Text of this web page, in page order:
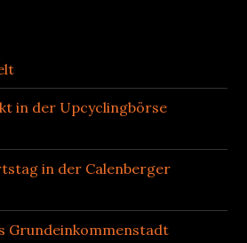
in der Upcyclingbörse
in der Calenberger
Grundeinkommenstadt